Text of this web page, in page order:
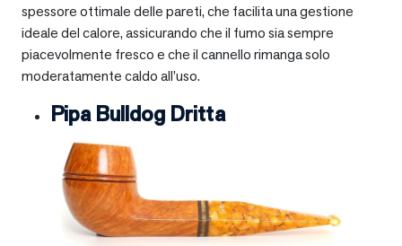
spessore ottimale delle pareti, che facilita una gestione
ideale del calore, assicurando che il fumo sia sempre
piacevolmente fresco e che il cannello rimanga solo
moderatamente caldo all’uso.
Pipa Bulldog Dritta